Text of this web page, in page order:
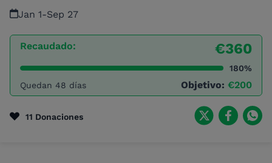
Jan 1-Sep 27
Recaudado: €360
180%
Quedan 48 días
Objetivo: €200
11 Donaciones